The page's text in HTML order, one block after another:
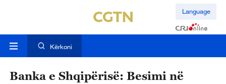
Language
Kërkoni
Banka e Shqipërisë: Besimi në